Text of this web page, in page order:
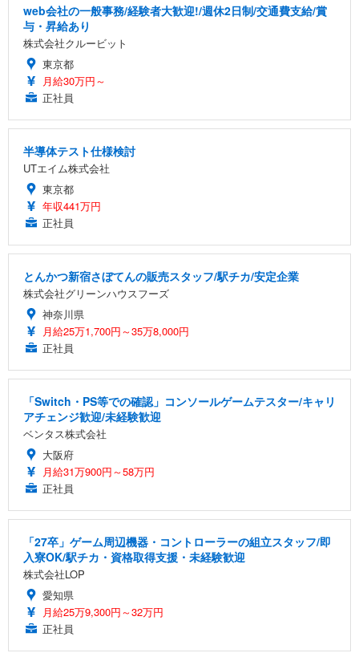
web会社の一般事務/経験者大歓迎!/週休2日制/交通費支給/賞
与・昇給あり
株式会社クルービット
東京都
月給30万円～
正社員
半導体テスト仕様検討
UTエイム株式会社
東京都
年収441万円
正社員
とんかつ新宿さぼてんの販売スタッフ/駅チカ/安定企業
株式会社グリーンハウスフーズ
神奈川県
月給25万1,700円～35万8,000円
正社員
「Switch・PS等での確認」コンソールゲームテスター/キャリ
アチェンジ歓迎/未経験歓迎
ベンタス株式会社
大阪府
月給31万900円～58万円
正社員
「27卒」ゲーム周辺機器・コントローラーの組立スタッフ/即
入寮OK/駅チカ・資格取得支援・未経験歓迎
株式会社LOP
愛知県
月給25万9,300円～32万円
正社員